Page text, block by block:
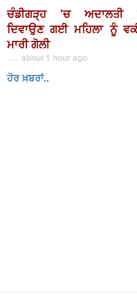
ਚੰਡੀਗੜ੍ਹ 'ਚ ਅਦਾਲਤੀ
ਦਿਵਾਉਣ ਗਈ ਮਹਿਲਾ ਨੂੰ
ਮਾਰੀ ਗੋਲੀ
. . . about 1 hour ago
ਹੋਰ ਖ਼ਬਰਾਂ..